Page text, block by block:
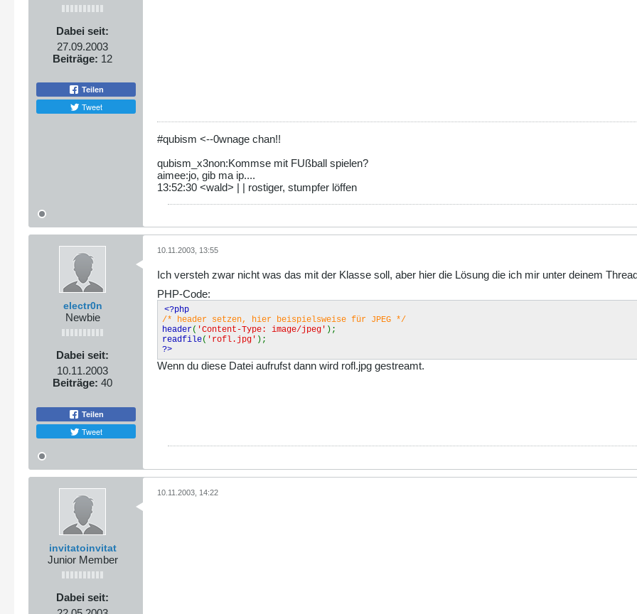
}
function shorten($file) {
if(strlen($file) > 23) {
$retval = substr($file,0,20) . '..&gt;';
return $retval;
function spaces($file, $n) {
$retvar = '';
Dabei seit:
27.09.2003
Beiträge: 12
Teilen
Tweet
#qubism <--0wnage chan!!
qubism_x3non:Kommse mit FUßball spielen?
aimee:jo, gib ma ip....
13:52:30 <wald> | | rostiger, stumpfer löffen
electr0n
Newbie
Dabei seit:
10.11.2003
Beiträge: 40
Teilen
Tweet
10.11.2003, 13:55
Ich versteh zwar nicht was das mit der Klasse soll, aber hier die Lösung die ich mir unter deinem
PHP-Code:
<?php
/* header setzen, hier beispielsweise für JPEG */
header( 'Content-Type: image/jpeg' );
readfile( 'rofl.jpg' );
?>
Wenn du diese Datei aufrufst dann wird rofl.jpg gestreamt.
invitatoinvitat
Junior Member
Dabei seit:
10.11.2003, 14:22